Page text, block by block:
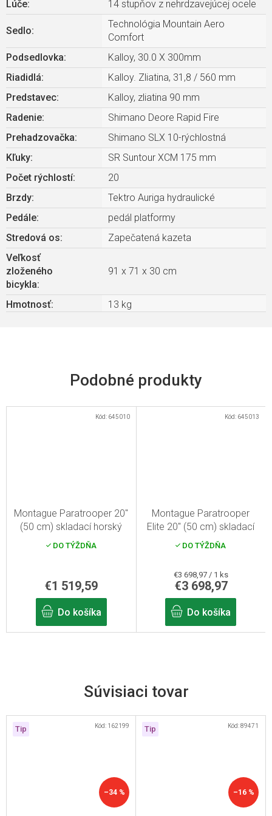
Súvisiaci tovar
Tip
–34 %
Kód: 162199 Tip
–16 %
Kód:89471
Lúče: 14 stupňov z nehrdzavejúcej ocele
Sedlo:
Technológia Mountain Aero
Comfort
Podsedlovka:
Kalloy, 30.0 X 300mm
Riadidlá:
Kalloy. Zliatina, 31,8 / 560 mm
Predstavec:
Kalloy, zliatina 90 mm
Radenie:
Shimano Deore Rapid Fire
Prehadzovačka:
Shimano SLX 10-rýchlostná
Kľuky:
SR Suntour XCM 175 mm
Počet rýchlostí:
20
Brzdy:
Tektro Auriga hydraulické
Pedále:
pedál platformy
Stredová os:
Zapečatená kazeta
Veľkosť
zloženého
bicykla:
91 x 71 x 30 cm
Hmotnosť: 13 kg
Montague Paratrooper 20"
(50 cm) skladací horský
bicykel
DO TÝŽDŇA
€1 519,59
Do košíka
Kód: 645010
Montague Paratrooper
Elite 20" (50 cm) skladací
horský bicykel
DO TÝŽDŇA
€3 698,97
Jednotková
cena:
€3 698,97 / 1 ks
Do košíka
Kód: 645013